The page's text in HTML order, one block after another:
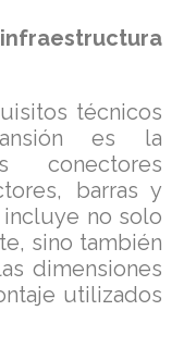
técnicos
es la
conectores
barras y
no solo
sino también
dimensiones
utilizados